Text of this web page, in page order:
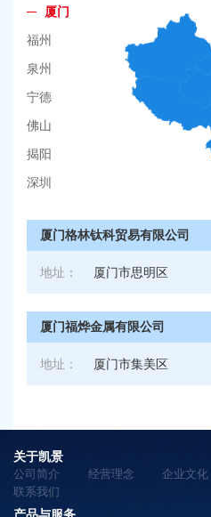
厦门
福州
泉州
宁德
佛山
揭阳
深圳
厦门格林钛科贸易有限公司
地址： 厦门市思明区
厦门福烨金属有限公司
地址： 厦门市集美区
关于凯景
公司简介 经营理念 企业文化
联系我们
产品与服务